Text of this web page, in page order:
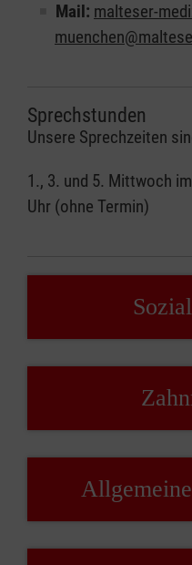
Mail: malteser-
Sprechstunden
Unsere Sprechzeiten
1., 3. und 5. Mittwoch
Uhr (ohne Termin)